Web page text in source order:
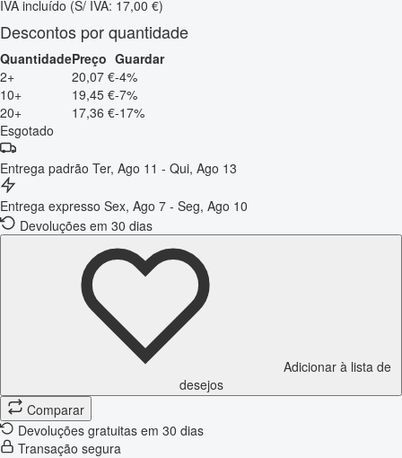
IVA incluído (S/ IVA: 17,00 €)
Descontos por quantidade
QuantidadePreço Guardar
2+
20,07 €-4%
10+
19,45 €-7%
20+
17,36 €-17%
Esgotado
Entrega padrão Ter, Ago 11 - Qui, Ago 13
Entrega expresso Sex, Ago 7 - Seg, Ago 10
Devoluções em 30 dias
Adicionar à lista de
desejos
Comparar
Devoluções gratuitas em 30 dias
Transação segura